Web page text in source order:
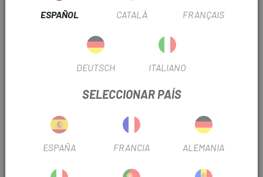
9/16X20 (1ud)
ESPAÑOL CATALÀ FRANÇAIS
DEUTSCH ITALIANO
SELECCIONAR PAÍS
ESPAÑA FRANCIA ALEMANIA